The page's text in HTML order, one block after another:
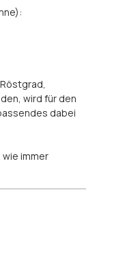
wird für den
dabei
immer